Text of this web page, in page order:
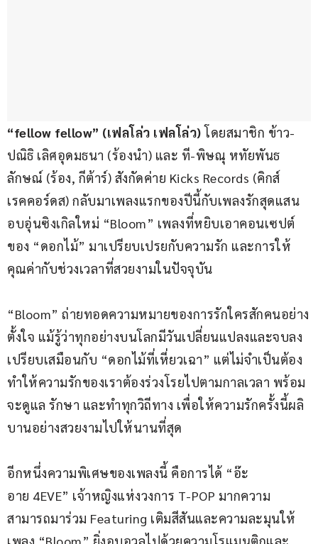
“fellow fellow” (เฟลโล่ว เฟลโล่ว) โดยสมาชิก ข้าว-
ปณิธิ เลิศอุดมธนา (ร้องนำ) และ ที-พิษณุ หทัยพันธ
ลักษณ์ (ร้อง, กีต้าร์) สังกัดค่าย Kicks Records (คิกส์
เรคคอร์ดส) กลับมาเพลงแรกของปีนี้กับเพลงรักสุดแสน
อบอุ่นซิงเกิลใหม่ “Bloom” เพลงที่หยิบเอาคอนเซปต์
ของ “ดอกไม้” มาเปรียบเปรยกับความรัก และการให้
คุณค่ากับช่วงเวลาที่สวยงามในปัจจุบัน
“Bloom” ถ่ายทอดความหมายของการรักใครสักคนอย่าง
ตั้งใจ แม้รู้ว่าทุกอย่างบนโลกมีวันเปลี่ยนแปลงและจบลง
เปรียบเสมือนกับ “ดอกไม้ที่เหี่ยวเฉา” แต่ไม่จำเป็นต้อง
ทำให้ความรักของเราต้องร่วงโรยไปตามกาลเวลา พร้อม
จะดูแล รักษา และทำทุกวิถีทาง เพื่อให้ความรักครั้งนี้ผลิ
บานอย่างสวยงามไปให้นานที่สุด
อีกหนึ่งความพิเศษของเพลงนี้ คือการได้ “อ๊ะ
อาย 4EVE” เจ้าหญิงแห่งวงการ T-POP มากความ
สามารถมาร่วม Featuring เติมสีสันและความละมุนให้